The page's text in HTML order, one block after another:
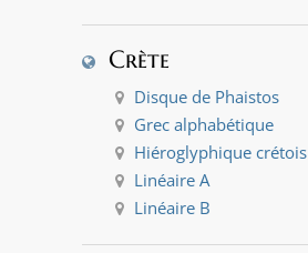
Crète
Disque de Phaistos
Grec alphabétique
Hiéroglyphique crétois
Linéaire A
Linéaire B